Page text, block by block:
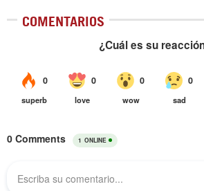
COMENTARIOS